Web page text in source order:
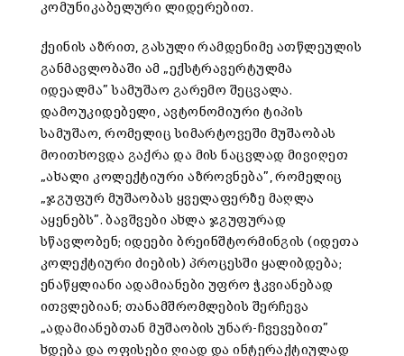
კომუნიკაბელური ლიდერებით.
ქეინის აზრით, გასული რამდენიმე ათწლეულის
განმავლობაში ამ „ექსტრავერტულმა
იდეალმა” სამუშაო გარემო შეცვალა.
დამოუკიდებელი, ავტონომიური ტიპის
სამუშაო, რომელიც სიმარტოვეში მუშაობას
მოითხოვდა გაქრა და მის ნაცვლად მივიღეთ
„ახალი კოლექტიური აზროვნება”, რომელიც
„ჯგუფურ მუშაობას ყველაფერზე მაღლა
აყენებს”. ბავშვები ახლა ჯგუფურად
სწავლობენ; იდეები ბრეინშტორმინგის (იდეთა
კოლექტიური ძიების) პროცესში ყალიბდება;
ენაწყლიანი ადამიანები უფრო ჭკვიანებად
ითვლებიან; თანამშრომლების შერჩევა
„ადამიანებთან მუშაობის უნარ-ჩვევებით”
ხდება და ოფისები ღიად და ინტერაქტიულად